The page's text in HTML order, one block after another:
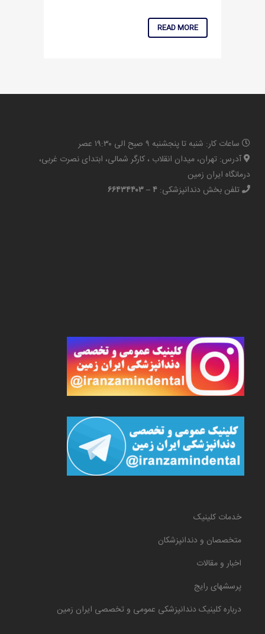
READ MORE
ساعات کار: شنبه تا پنجشنبه ۹ صبح الی ۱۹:۳۰ عصر
آدرس: تهران، میدان انقلاب ، کارگر شمالی، ابتدای نصرت غربی،
درمانگاه ایران زمین
تلفن بخش دندانپزشکی: ۴ – ۶۶۴۳۴۴۰۳
خدمات کلینیک
متخصصان و دندانپزشکان
اخبار و مقالات
پرسشهای رایج
درباره کلینیک دندانپزشکی عمومی و تخصصی ایران زمین